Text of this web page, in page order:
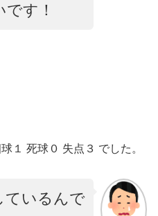
す！
１ 死球０ 失点３ でした。
ているんで